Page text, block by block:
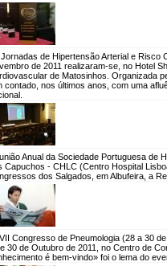
de Hipertensão Arterial e Risco
de 2011 realizaram-se, no Hotel
de Matosinhos. Organizada
contado, nos últimos anos, com uma
Anual da Sociedade Portuguesa de
Capuchos - CHLC (Centro Hospital
dos Salgados, em Albufeira, a
Congresso de Pneumologia (28 a 30
30 de Outubro de 2011, no Centro de
é bem-vindo» foi o lema do